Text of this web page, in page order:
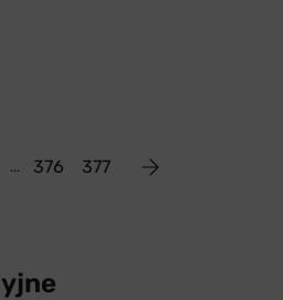
376 377